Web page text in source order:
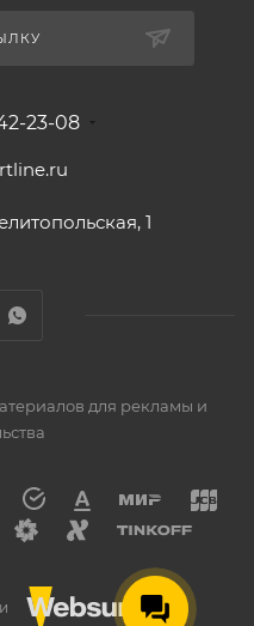
23-08
1
для рекламы и